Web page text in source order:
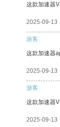
这款加速器
2025-09-13
游客
这款加速器
2025-09-13
游客
这款加速器
2025-09-13